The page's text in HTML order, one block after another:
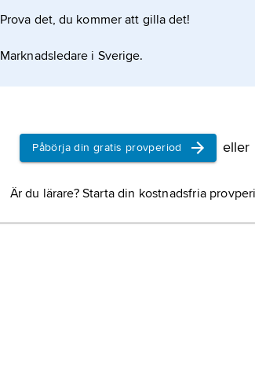
Prova det, du kommer att gilla det!
Marknadsledare i Sverige.
Påbörja din gratis provperiod eller
Är du lärare? Starta din kostnadsfria